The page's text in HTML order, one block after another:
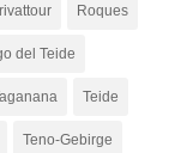
Roques
del Teide
Teide
Teno-Gebirge